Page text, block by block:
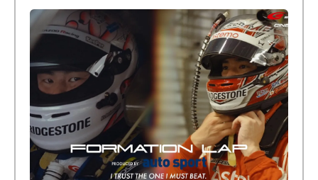
倒す相手を、信じてる。小林利徠斗 × 野村勇斗
【FORMATION LAP Produced by auto sport】
2026 Episode 2